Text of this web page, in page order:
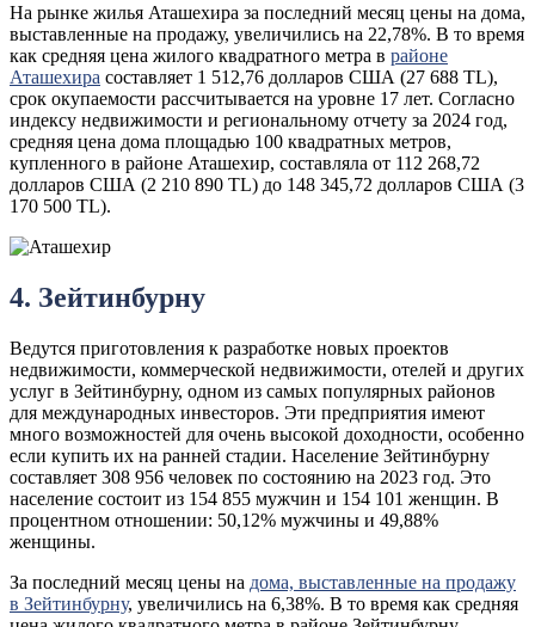
На рынке жилья Аташехира за последний месяц цены на дома,
выставленные на продажу, увеличились на 22,78%. В то время
как средняя цена жилого квадратного метра в районе
Аташехира составляет 1 512,76 долларов США (27 688 TL),
срок окупаемости рассчитывается на уровне 17 лет. Согласно
индексу недвижимости и региональному отчету за 2024 год,
средняя цена дома площадью 100 квадратных метров,
купленного в районе Аташехир, составляла от 112 268,72
долларов США (2 210 890 TL) до 148 345,72 долларов США (3
170 500 TL).
4. Зейтинбурну
Ведутся приготовления к разработке новых проектов
недвижимости, коммерческой недвижимости, отелей и других
услуг в Зейтинбурну, одном из самых популярных районов
для международных инвесторов. Эти предприятия имеют
много возможностей для очень высокой доходности, особенно
если купить их на ранней стадии. Население Зейтинбурну
составляет 308 956 человек по состоянию на 2023 год. Это
население состоит из 154 855 мужчин и 154 101 женщин. В
процентном отношении: 50,12% мужчины и 49,88%
женщины.
За последний месяц цены на дома, выставленные на продажу
в Зейтинбурну, увеличились на 6,38%. В то время как средняя